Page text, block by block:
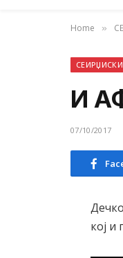
Home »
СЕИРЏИСКИ
И
07/10/2017
кој и